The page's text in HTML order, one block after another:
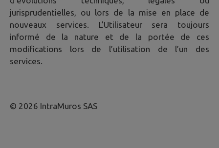
jurisprudentielles, ou lors de la mise en place de
nouveaux services. L’Utilisateur sera toujours
informé de la nature et de la portée de ces
modifications lors de l’utilisation de l’un des
services.
© 2026 IntraMuros SAS